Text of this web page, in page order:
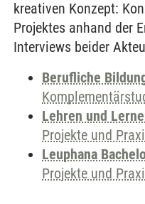
kreativen Konzept:
Projektes anhand der
Interviews beider
Berufliche
Lehren und
Projekte und
Leuphana
Projekte und